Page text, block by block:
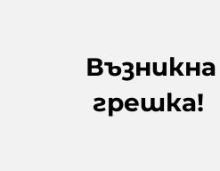
Възникна
грешка!